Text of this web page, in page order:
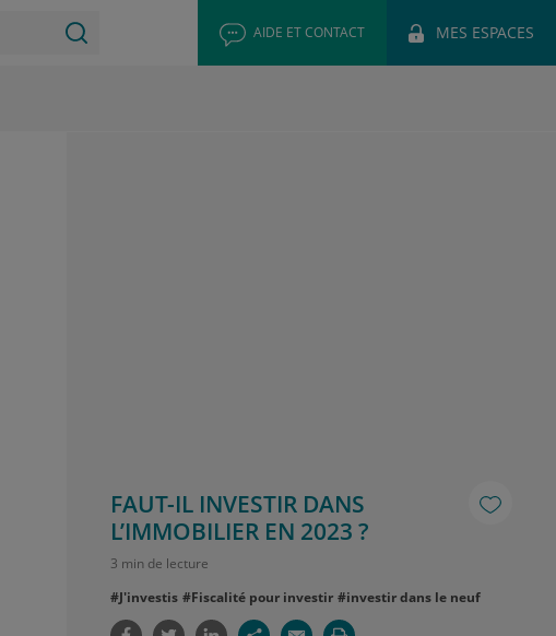
AIDE ET CONTACT MES ESPACES
FAUT-IL INVESTIR DANS
L’IMMOBILIER EN 2023 ?
3 min de lecture
#J'investis #Fiscalité pour investir #investir dans le neuf